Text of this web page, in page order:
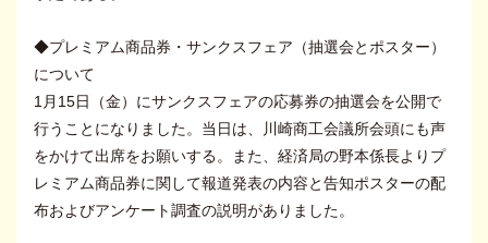
◆プレミアム商品券・サンクスフェア（抽選会とポスター）
について
1月15日（金）にサンクスフェアの応募券の抽選会を公開で
行うことになりました。当日は、川崎商工会議所会頭にも声
をかけて出席をお願いする。また、経済局の野本係長よりプ
レミアム商品券に関して報道発表の内容と告知ポスターの配
布およびアンケート調査の説明がありました。